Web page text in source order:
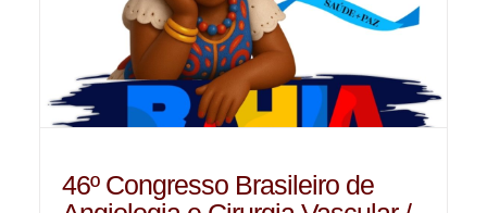
46º Congresso Brasileiro de